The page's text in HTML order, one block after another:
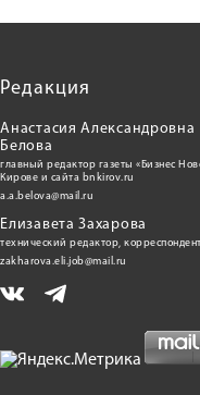
Редакция
Анастасия Александровна
Белова
главный редактор газеты «Бизнес
Кирове и сайта bnkirov.ru
a.a.belova@mail.ru
Елизавета Захарова
технический редактор, корреспондент
zakharova.eli.job@mail.ru